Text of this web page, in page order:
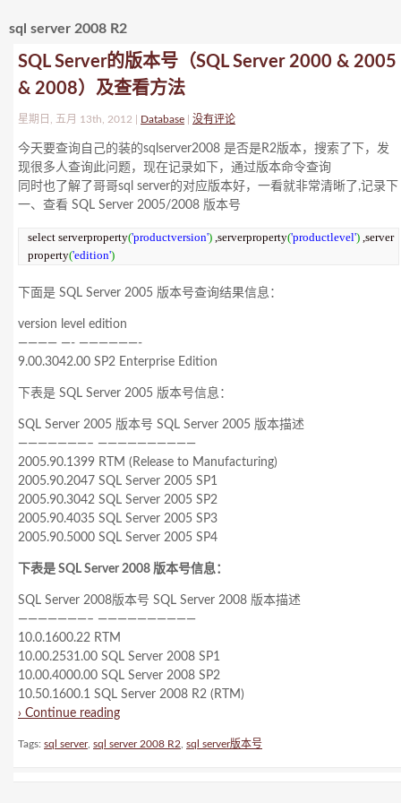
sql server 2008 R2
SQL Server的版本号（SQL Server 2000 & 2005
& 2008）及查看方法
星期日, 五月 13th, 2012 | Database 没有评论
今天要查询自己的装的sqlserver2008 是否是R2版本，搜索了下，发
现很多人查询此问题，现在记录如下，通过版本命令查询
同时也了解了哥哥sql server的对应版本好，一看就非常清晰了,记录下
一、查看 SQL Server 2005/2008 版本号
select serverproperty('productversion') ,serverproperty('productlevel') ,server
property('edition')
下面是 SQL Server 2005 版本号查询结果信息：
version level edition
———— —- ——————-
9.00.3042.00 SP2 Enterprise Edition
下表是 SQL Server 2005 版本号信息：
SQL Server 2005 版本号 SQL Server 2005 版本描述
———————– ——————————
2005.90.1399 RTM (Release to Manufacturing)
2005.90.2047 SQL Server 2005 SP1
2005.90.3042 SQL Server 2005 SP2
2005.90.4035 SQL Server 2005 SP3
2005.90.5000 SQL Server 2005 SP4
下表是 SQL Server 2008 版本号信息：
SQL Server 2008版本号 SQL Server 2008 版本描述
———————– ——————————
10.0.1600.22 RTM
10.00.2531.00 SQL Server 2008 SP1
10.00.4000.00 SQL Server 2008 SP2
10.50.1600.1 SQL Server 2008 R2 (RTM)
› Continue reading
Tags: sql server, sql server 2008 R2 sql server版本号